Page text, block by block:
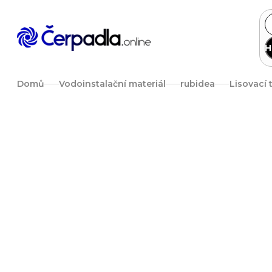
obsah
Domů Vodoinstalační materiál rubidea Lisovací